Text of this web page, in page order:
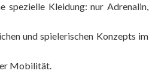
spezielle Kleidung: nur Adrenalin,
und spielerischen Konzepts im
Mobilität.